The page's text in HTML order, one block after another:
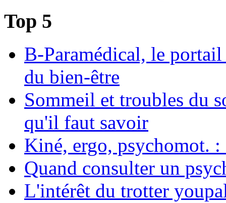
Top 5
B-Paramédical, le portail
du bien-être
Sommeil et troubles du
qu'il faut savoir
Kiné, ergo, psychomot. :
Quand consulter un
L'intérêt du trotter